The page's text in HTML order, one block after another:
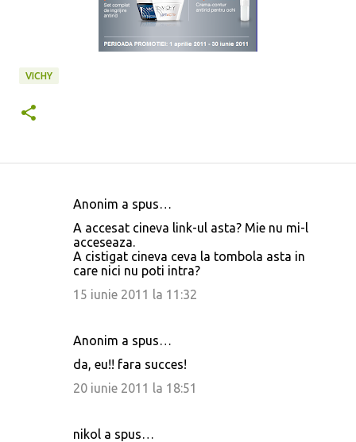
VICHY
Anonim a spus…
A accesat cineva link-ul asta? Mie nu mi-l
acceseaza.
A cistigat cineva ceva la tombola asta in
care nici nu poti intra?
15 iunie 2011 la 11:32
Anonim a spus…
da, eu!! fara succes!
20 iunie 2011 la 18:51
nikol a spus…